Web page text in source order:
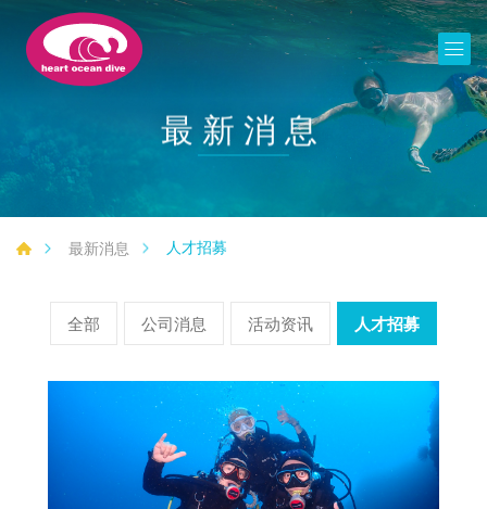
最新消息
最新消息 人才招募
全部 公司消息 活动资讯 人才招募